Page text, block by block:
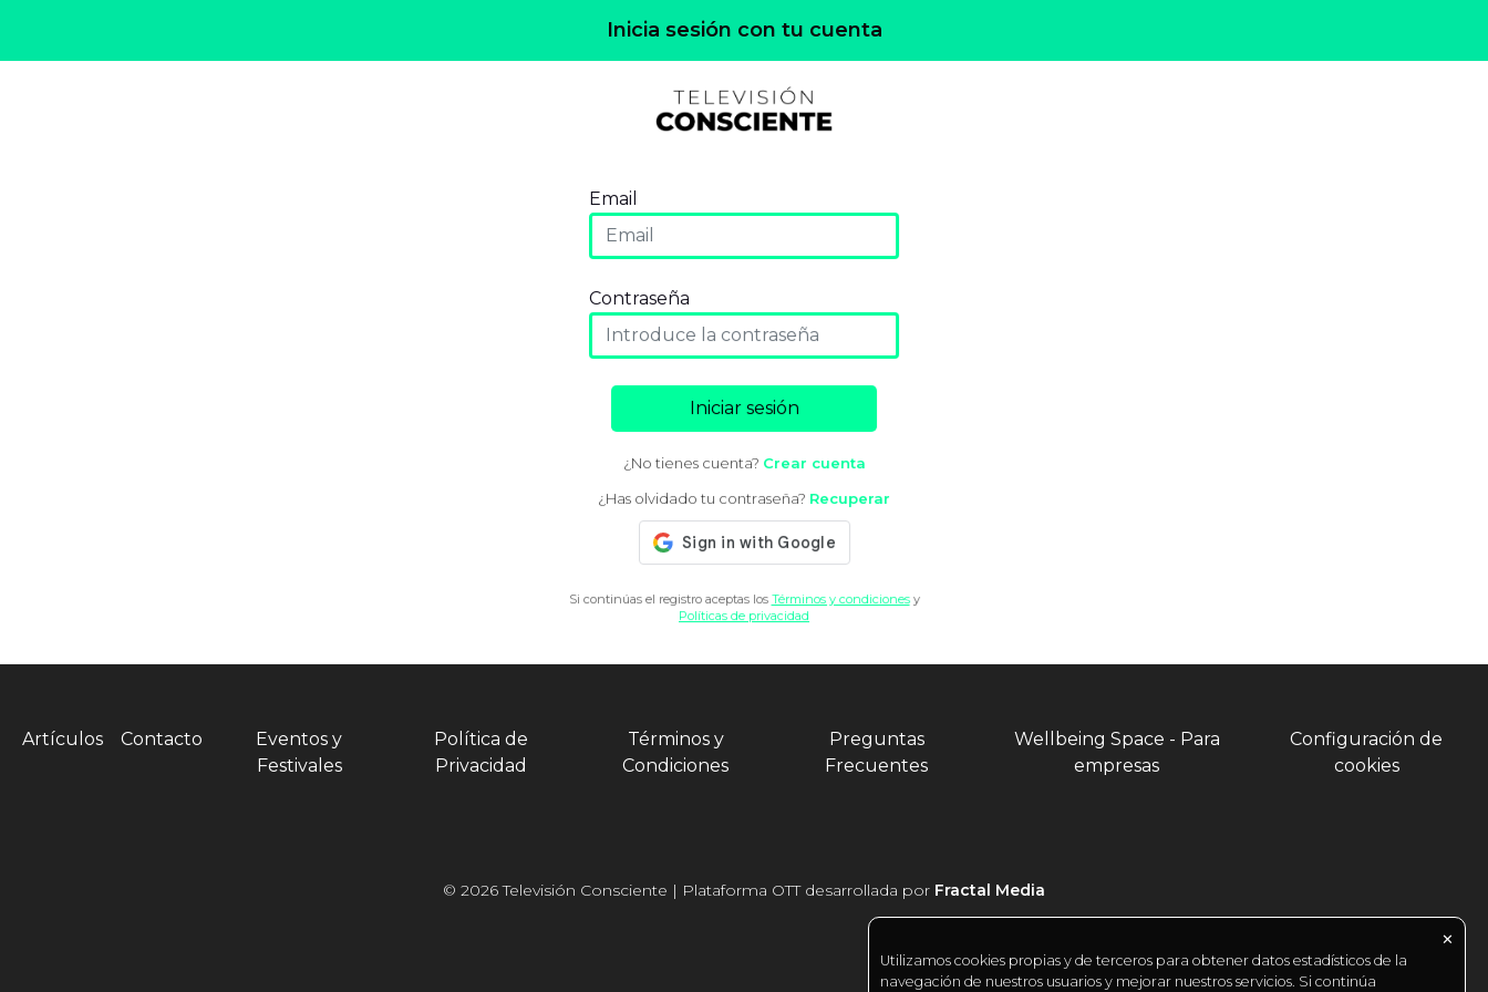
Inicia sesión con tu cuenta
Email
Contraseña
Iniciar sesión
¿No tienes cuenta? Crear cuenta
¿Has olvidado tu contraseña? Recuperar
Si continúas el registro aceptas los Términos y condicionesy
Políticas de privacidad
Artículos Contacto
Eventos y
Festivales
Política de
Privacidad
Términos y
Condiciones
Preguntas
Frecuentes
Wellbeing Space - Para
empresas
Configuración de
cookies
© 2026 Televisión Consciente | Plataforma OTT desarrollada por Fractal Media
✕
Utilizamos cookies propias y de terceros para obtener datos estadísticos de la
navegación de nuestros usuarios y mejorar nuestros servicios. Si continúa